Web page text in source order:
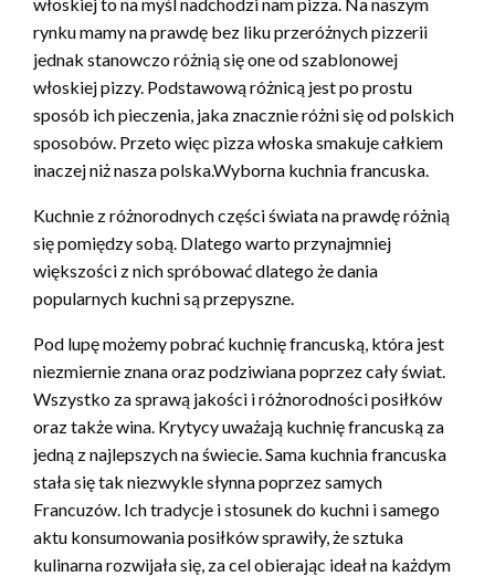
rynku mamy na prawdę bez liku przeróżnych pizzerii
jednak stanowczo różnią się one od szablonowej
włoskiej pizzy. Podstawową różnicą jest po prostu
sposób ich pieczenia, jaka znacznie różni się od polskich
sposobów. Przeto więc pizza włoska smakuje całkiem
inaczej niż nasza polska.Wyborna kuchnia francuska.
Kuchnie z różnorodnych części świata na prawdę różnią
się pomiędzy sobą. Dlatego warto przynajmniej
większości z nich spróbować dlatego że dania
popularnych kuchni są przepyszne.
Pod lupę możemy pobrać kuchnię francuską, która jest
niezmiernie znana oraz podziwiana poprzez cały świat.
Wszystko za sprawą jakości i różnorodności posiłków
oraz także wina. Krytycy uważają kuchnię francuską za
jedną z najlepszych na świecie. Sama kuchnia francuska
stała się tak niezwykle słynna poprzez samych
Francuzów. Ich tradycje i stosunek do kuchni i samego
aktu konsumowania posiłków sprawiły, że sztuka
kulinarna rozwijała się, za cel obierając ideał na każdym